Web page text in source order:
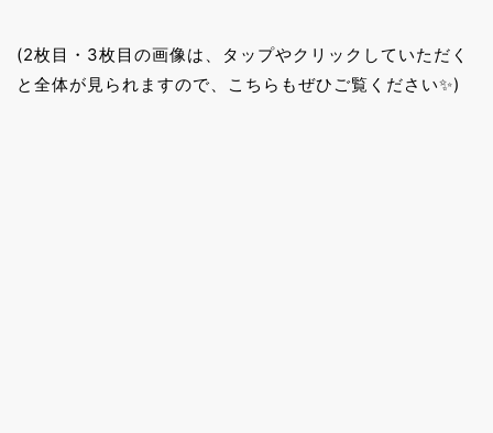
(2枚目・3枚目の画像は、タップやクリックしていただく
と全体が見られますので、こちらもぜひご覧ください✨)